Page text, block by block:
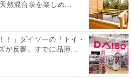
然混合泉を楽しめ...
！」ダイソーの「トイ・
が反響。すでに品薄...